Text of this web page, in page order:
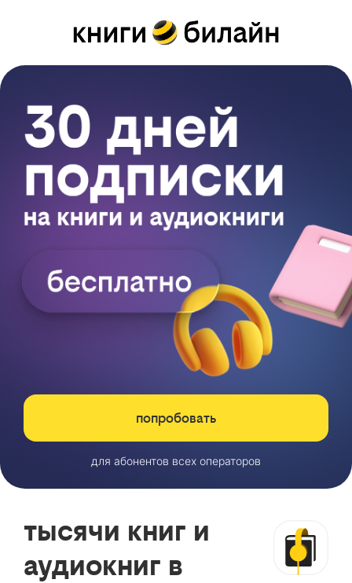
попробовать
для абонентов всех операторов
тысячи книг и
аудиокниг в